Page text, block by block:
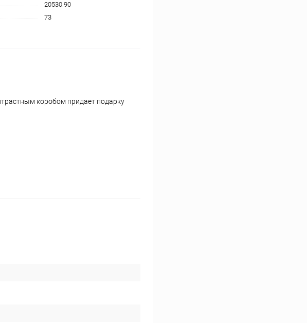
20530.90
73
коробом придает подарку